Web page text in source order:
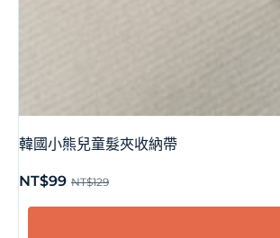
韓國小熊兒童髮夾收納帶
NT$129
NT$99